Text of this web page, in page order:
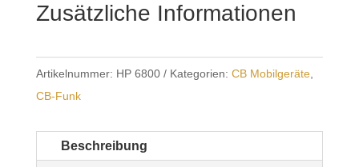
6800
Funkstation
Menge
Zusätzliche Informationen
Artikelnummer: HP 6800 Kategorien: CB Mobilgeräte,
CB-Funk
Beschreibung